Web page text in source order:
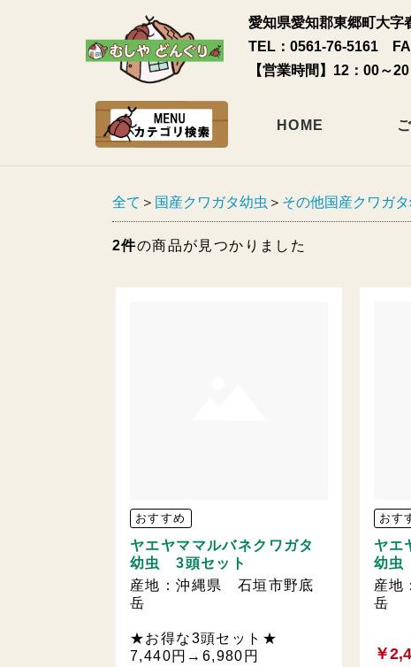
愛知県愛知郡東郷町大字
TEL：0561-76-5161
【営業時間】12：00～
HOME
全て ＞ 国産クワガタ幼虫 ＞ その他国産クワガタ
2件の商品が見つかりました
おすすめ
ヤエヤママルバネクワガタ
幼虫 3頭セット
産地：沖縄県 石垣市野底
岳
★お得な3頭セット★
7,440円→6,980円
おす
ヤエ
幼虫
産地
岳
￥